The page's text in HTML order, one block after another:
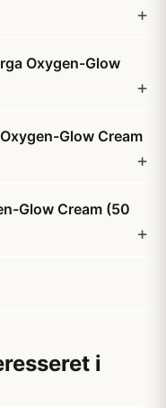
Oxygen-Glow
Glow Cream
Glow Cream (50
i